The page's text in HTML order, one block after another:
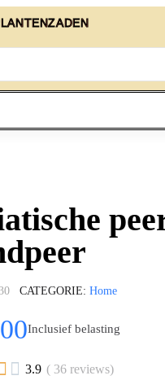
CATEGORIE Home
Inclusief belasting
 3.9 ( 36 reviews)